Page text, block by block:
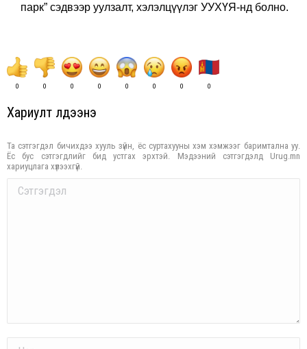
парк” сэдвээр уулзалт, хэлэлцүүлэг УУХҮЯ-нд болно.
0 0 0 0 0 0 0 0
Хариулт үлдээнэ үү
Та сэтгэгдэл бичихдээ хууль зүйн, ёс суртахууны хэм хэмжээг баримтална уу.
Ёс бус сэтгэгдлийг бид устгах эрхтэй. Мэдээний сэтгэгдэлд Urug.mn
хариуцлага хүлээхгүй.
Comment